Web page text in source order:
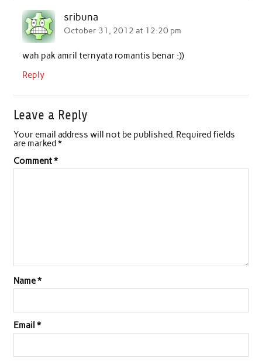
sribuna
October 31, 2012 at 12:20 pm
wah pak amril ternyata romantis benar :))
Reply
Leave a Reply
Your email address will not be published. Required fields
are marked*
Comment*
Name*
Email *